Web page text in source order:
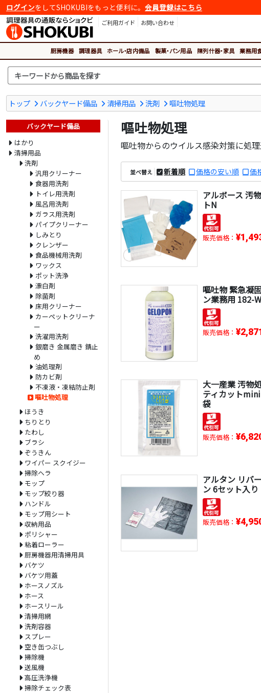
ログインをしてSHOKUBIをもっと便利に。 会員登録はこちら
ご利用ガイド お問い合わせ
厨房機器 調理器具 ホール・店内備品 製菓・パン用品 陳列什器・家具 業務用
トップ バックヤード備品 清掃用品 洗剤 嘔吐物処理
嘔吐物処理
嘔吐物からのウイルス感染対策に処
並べ替え 新着順 価格の安い順 価
アルボース 汚
トN
販売価格：
嘔吐物 緊急凝
ン業務用 182-W
販売価格： ¥2,871
大一産業 汚物
ティカット
袋
販売価格：
アルタン リバ
ン 6セット入り
販売価格：
バックヤード備品
はかり
清掃用品
洗剤
汎用クリーナー
食器用洗剤
トイレ用洗剤
風呂用洗剤
ガラス用洗剤
パイプクリーナー
しみとり
クレンザー
食品機械用洗剤
ワックス
ポット洗浄
漂白剤
除菌剤
床用クリーナー
カーペットクリーナ
ー
洗濯用洗剤
銀磨き 金属磨き 錆止
め
油処理剤
防カビ剤
不凍液・凍結防止剤
嘔吐物処理
ほうき
ちりとり
たわし
ブラシ
ぞうきん
ワイパー スクイジー
掃除ヘラ
モップ
モップ絞り器
ハンドル
モップ用シート
収納用品
ポリシャー
粘着ローラー
厨房機器用清掃用具
バケツ
バケツ用蓋
ホースノズル
ホース
ホースリール
清掃用網
洗剤容器
スプレー
空き缶つぶし
掃除機
送風機
高圧洗浄機
掃除チェック表